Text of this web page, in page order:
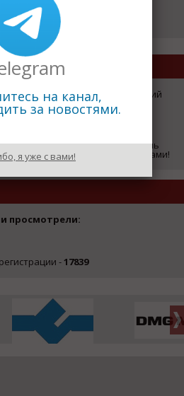
компании "руппа компаний
чтобы представитель
камня"" связался с вами!
просмотрели:
-17839
на канал,
за новостями.
я уже с вами!